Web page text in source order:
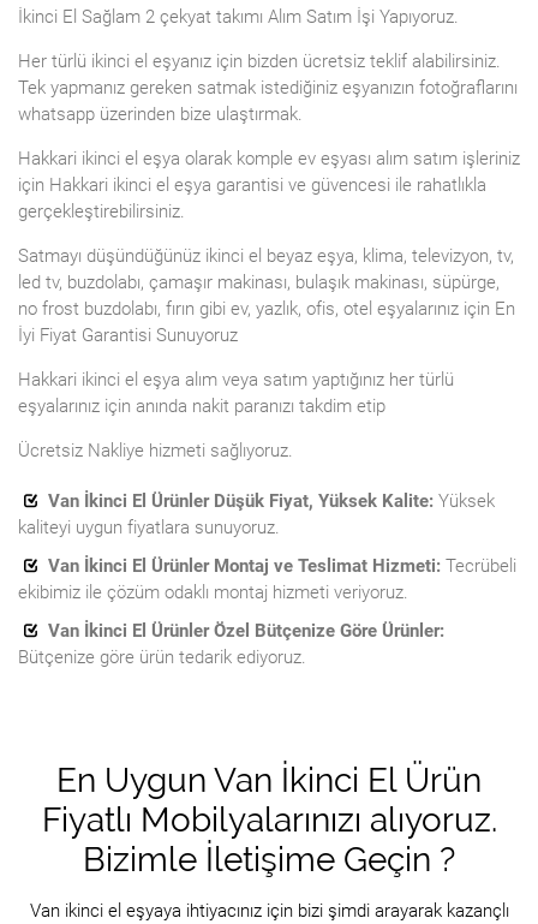
İkinci El Sağlam 2 çekyat takımı Alım Satım İşi Yapıyoruz.
Her türlü ikinci el eşyanız için bizden ücretsiz teklif alabilirsiniz.
Tek yapmanız gereken satmak istediğiniz eşyanızın fotoğraflarını
whatsapp üzerinden bize ulaştırmak.
Hakkari ikinci el eşya olarak komple ev eşyası alım satım işleriniz
için Hakkari ikinci el eşya garantisi ve güvencesi ile rahatlıkla
gerçekleştirebilirsiniz.
Satmayı düşündüğünüz ikinci el beyaz eşya, klima, televizyon, tv,
led tv, buzdolabı, çamaşır makinası, bulaşık makinası, süpürge,
no frost buzdolabı, fırın gibi ev, yazlık, ofis, otel eşyalarınız için En
İyi Fiyat Garantisi Sunuyoruz
Hakkari ikinci el eşya alım veya satım yaptığınız her türlü
eşyalarınız için anında nakit paranızı takdim etip
Ücretsiz Nakliye hizmeti sağlıyoruz.
Van İkinci El Ürünler Düşük Fiyat, Yüksek Kalite: Yüksek
kaliteyi uygun fiyatlara sunuyoruz.
Van İkinci El Ürünler Montaj ve Teslimat Hizmeti: Tecrübeli
ekibimiz ile çözüm odaklı montaj hizmeti veriyoruz.
Van İkinci El Ürünler Özel Bütçenize Göre Ürünler:
Bütçenize göre ürün tedarik ediyoruz.
En Uygun Van İkinci El Ürün
Fiyatlı Mobilyalarınızı alıyoruz.
Bizimle İletişime Geçin ?
Van ikinci el eşyaya ihtiyacınız için bizi şimdi arayarak kazançlı